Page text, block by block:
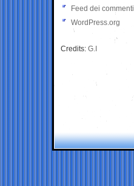
Feed dei commenti
WordPress.org
Credits: G.I